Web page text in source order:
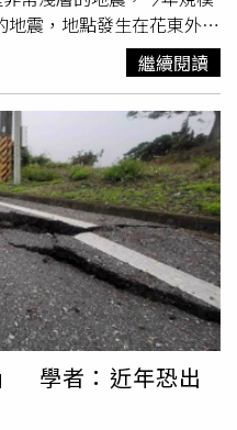
震，地點發生在花東外
異常的事，因為該地區從
生7次。陳國昌說，這次
的擠壓而發生的錯動，可
指出，在2天內還會有規模5
上的地震，時間會拉長到1
4、50個規模5以上地
本來以為地震在下半年趨
震。陳國昌表示，今年規模
量確實比往年高。此外，
書發文表示，她前往鹿野鄉
，「鹿野納骨塔約有2/5櫃
屬，在取得家屬同意後盡
繼續閱讀
」 學者：近年恐出